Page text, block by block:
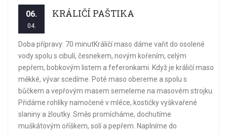
06.
04.
KRÁLIČÍ PAŠTIKA
Doba přípravy: 70 minutKráličí maso dáme vařit do osolené
vody spolu s cibulí, česnekem, novým kořením, celým
pepřem, bobkovým listem a feferonkami. Když je králičí maso
měkké, vývar scedíme. Poté maso obereme a spolu s
bůčkem a vepřovým masem semeleme na masovém strojku.
Přidáme rohlíky namočené v mléce, kostičky vyškvařené
slaniny a žloutky. Směs promícháme, dochutíme
muškátovým oříškem, solí a pepřem. Naplníme do